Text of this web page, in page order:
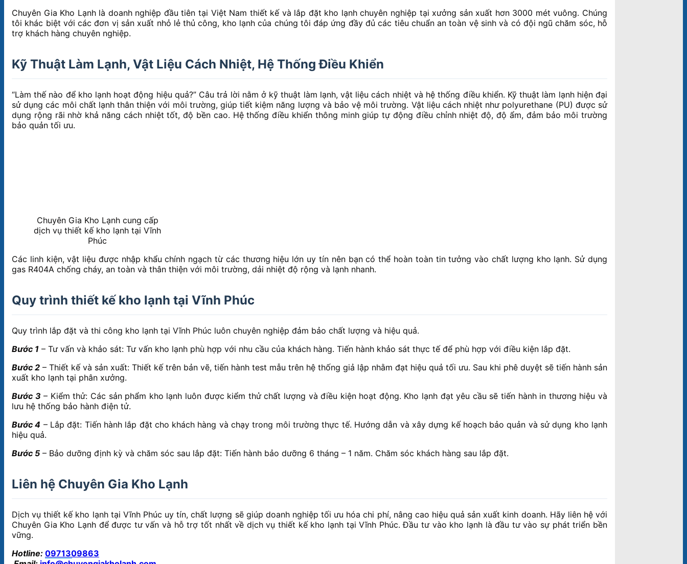
Chuyên Gia Kho Lạnh là doanh nghiệp đầu tiên tại Việt Nam thiết kế và lắp đặt kho lạnh chuyên nghiệp tại xưởng sản xuất hơn 3000 mét vuông. Chúng
tôi khác biệt với các đơn vị sản xuất nhỏ lẻ thủ công, kho lạnh của chúng tôi đáp ứng đầy đủ các tiêu chuẩn an toàn vệ sinh và có đội ngũ chăm sóc, hỗ
trợ khách hàng chuyên nghiệp.
Kỹ Thuật Làm Lạnh, Vật Liệu Cách Nhiệt, Hệ Thống Điều Khiển
“Làm thế nào để kho lạnh hoạt động hiệu quả?” Câu trả lời nằm ở kỹ thuật làm lạnh, vật liệu cách nhiệt và hệ thống điều khiển. Kỹ thuật làm lạnh hiện đại
sử dụng các môi chất lạnh thân thiện với môi trường, giúp tiết kiệm năng lượng và bảo vệ môi trường. Vật liệu cách nhiệt như polyurethane (PU) được sử
dụng rộng rãi nhờ khả năng cách nhiệt tốt, độ bền cao. Hệ thống điều khiển thông minh giúp tự động điều chỉnh nhiệt độ, độ ẩm, đảm bảo môi trường
bảo quản tối ưu.
Chuyên Gia Kho Lạnh cung cấp
dịch vụ thiết kế kho lạnh tại Vĩnh
Phúc
Các linh kiện, vật liệu được nhập khẩu chính ngạch từ các thương hiệu lớn uy tín nên bạn có thể hoàn toàn tin tưởng vào chất lượng kho lạnh. Sử dụng
gas R404A chống cháy, an toàn và thân thiện với môi trường, dải nhiệt độ rộng và lạnh nhanh.
Quy trình thiết kế kho lạnh tại Vĩnh Phúc
Quy trình lắp đặt và thi công kho lạnh tại Vĩnh Phúc luôn chuyên nghiệp đảm bảo chất lượng và hiệu quả.
Bước 1 – Tư vấn và khảo sát: Tư vấn kho lạnh phù hợp với nhu cầu của khách hàng. Tiến hành khảo sát thực tế để phù hợp với điều kiện lắp đặt.
Bước 2 – Thiết kế và sản xuất: Thiết kế trên bản vẽ, tiến hành test mẫu trên hệ thống giả lập nhằm đạt hiệu quả tối ưu. Sau khi phê duyệt sẽ tiến hành sản
xuất kho lạnh tại phân xưởng.
Bước 3 – Kiểm thử: Các sản phẩm kho lạnh luôn được kiểm thử chất lượng và điều kiện hoạt động. Kho lạnh đạt yêu cầu sẽ tiến hành in thương hiệu và
lưu hệ thống bảo hành điện tử.
Bước 4 – Lắp đặt: Tiến hành lắp đặt cho khách hàng và chạy trong môi trường thực tế. Hướng dẫn và xây dựng kế hoạch bảo quản và sử dụng kho lạnh
hiệu quả.
Bước 5 – Bảo dưỡng định kỳ và chăm sóc sau lắp đặt: Tiến hành bảo dưỡng 6 tháng – 1 năm. Chăm sóc khách hàng sau lắp đặt.
Liên hệ Chuyên Gia Kho Lạnh
Dịch vụ thiết kế kho lạnh tại Vĩnh Phúc uy tín, chất lượng sẽ giúp doanh nghiệp tối ưu hóa chi phí, nâng cao hiệu quả sản xuất kinh doanh. Hãy liên hệ với
Chuyên Gia Kho Lạnh để được tư vấn và hỗ trợ tốt nhất về dịch vụ thiết kế kho lạnh tại Vĩnh Phúc. Đầu tư vào kho lạnh là đầu tư vào sự phát triển bền
vững.
Hotline: 0971309863